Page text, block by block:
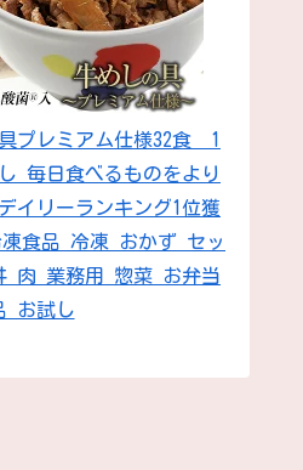
プレミアム仕様32食 1
毎日食べるものをより
イリーランキング1位獲
凍食品 冷凍 おかず セッ
肉 業務用 惣菜 お弁当
お試し